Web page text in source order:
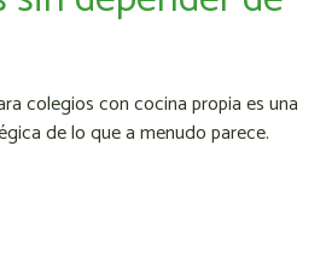
colegios con cocina propia es una
de lo que a menudo parece.